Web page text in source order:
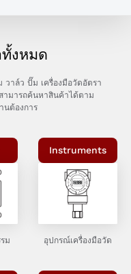
งหมด
าล์ว ปั๊ม เครื่องมือวัดอัตรา
ามารถค้นหาสินค้าได้ตาม
นต้องการ
ม
Instruments
อุปกรณ์เครื่องมือวัด